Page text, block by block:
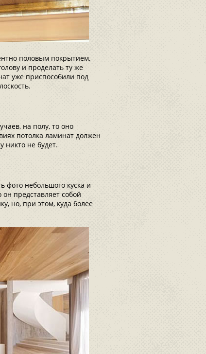
половым покрытием,
и проделать ту же
уже приспособили под
на полу, то оно
потолка ламинат должен
никто не будет.
фото небольшого куска и
представляет собой
но, при этом, куда более